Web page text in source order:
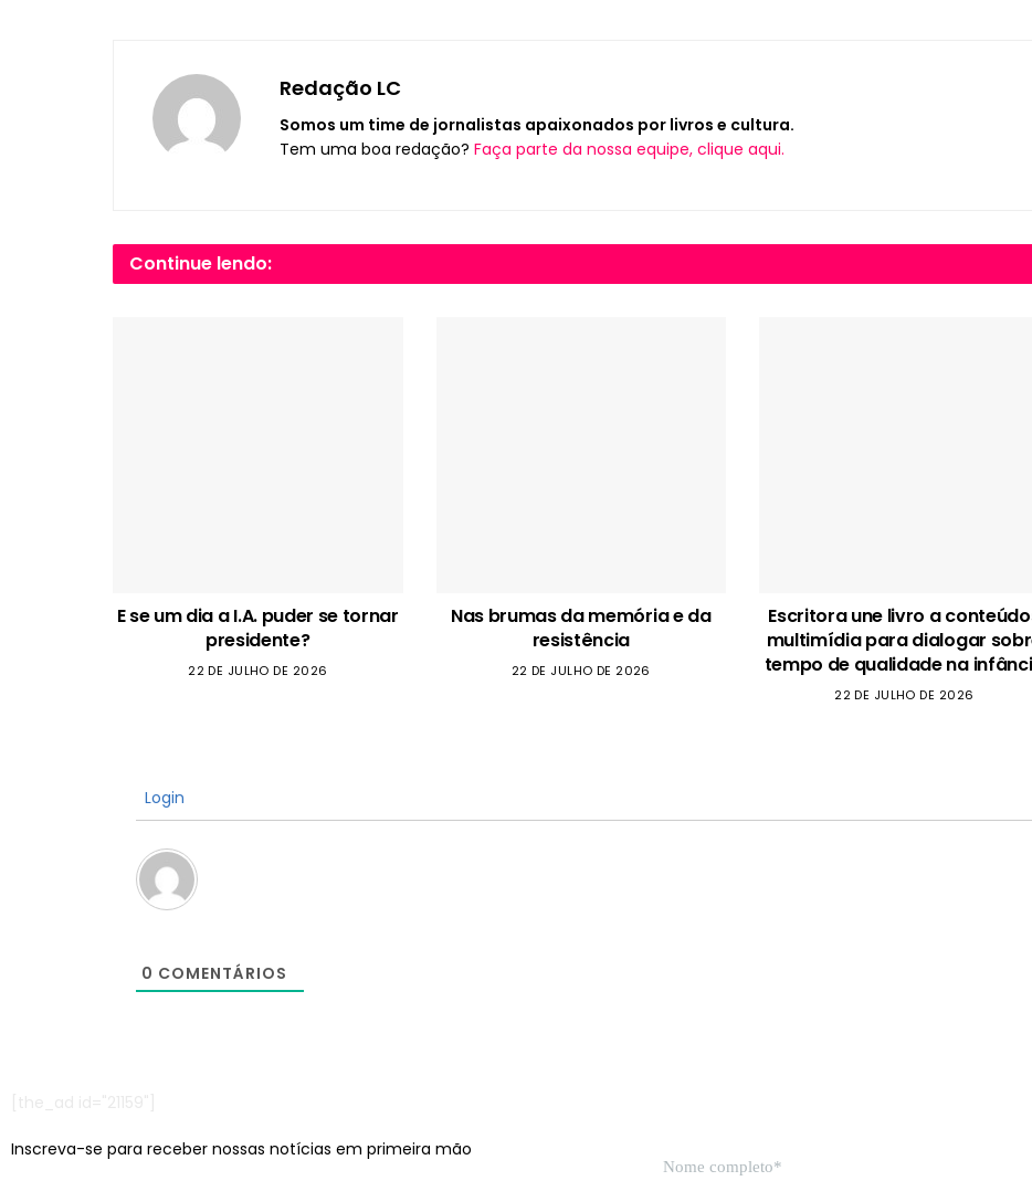
Redação LC
Somos um time de jornalistas apaixonados por livros e cultura.
Tem uma boa redação? Faça parte da nossa equipe, clique aqui.
Continue lendo:
E se um dia a I.A. puder se tornar
presidente?
22 DE JULHO DE 2026
Nas brumas da memória e da
resistência
22 DE JULHO DE 2026
Escritora une livro a
multimídia para dialogar
tempo de qualidade na
22 DE JULHO DE 2026
Login
0 COMENTÁRIOS
Inscreva-se para receber nossas notícias em primeira mão